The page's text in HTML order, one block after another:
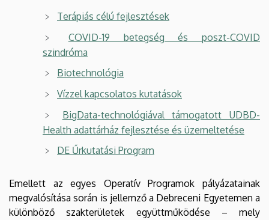
Terápiás célú fejlesztések
COVID-19 betegség és poszt-COVID
szindróma
Biotechnológia
Vízzel kapcsolatos kutatások
BigData-technológiával támogatott UDBD-
Health adattárház fejlesztése és üzemeltetése
DE Űrkutatási Program
Emellett az egyes Operatív Programok pályázatainak
megvalósítása során is jellemző a Debreceni Egyetemen a
különböző szakterületek együttműködése – mely